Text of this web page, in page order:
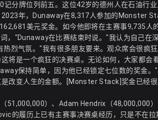
分牌位列前五。这位42岁的德州人在石油行业
年，Dunaway在8,317人参加的Monster
美元奖金。如今他即将在主赛事9,735人
，"Dunaway在比赛结束时说。"我认为自己在
烈气氛。"我有很多朋友要来。观众席会很疯
将是一个疯狂的决赛桌。无论如何，大家都会
保持简单，因为他已经锁定七位数的奖金
改变人生的金额。[Monster Stack]奖金已经
51,000,000）、Adam Hendrix（48,000,000
的履历上已有主赛事决赛桌经历，只是不在拉